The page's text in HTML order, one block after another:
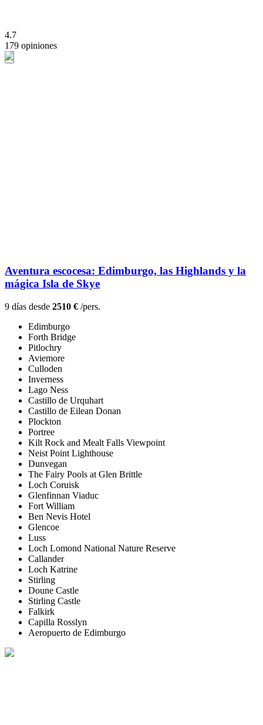
4.7
179 opiniones
Aventura escocesa: Edimburgo, las Highlands y la
mágica Isla de Skye
9 días desde 2510 € /pers.
Edimburgo
Forth Bridge
Pitlochry
Aviemore
Culloden
Inverness
Lago Ness
Castillo de Urquhart
Castillo de Eilean Donan
Plockton
Portree
Kilt Rock and Mealt Falls Viewpoint
Neist Point Lighthouse
Dunvegan
The Fairy Pools at Glen Brittle
Loch Coruisk
Glenfinnan Viaduc
Fort William
Ben Nevis Hotel
Glencoe
Luss
Loch Lomond National Nature Reserve
Callander
Loch Katrine
Stirling
Doune Castle
Stirling Castle
Falkirk
Capilla Rosslyn
Aeropuerto de Edimburgo